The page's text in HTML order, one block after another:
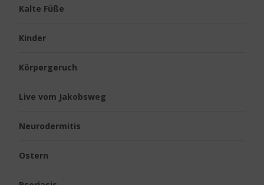
Kalte Füße
Kinder
Körpergeruch
Live vom Jakobsweg
Neurodermitis
Ostern